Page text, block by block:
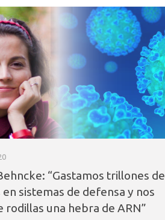
“Gastamos trillones de
sistemas de defensa y nos
rodillas una hebra de ARN”